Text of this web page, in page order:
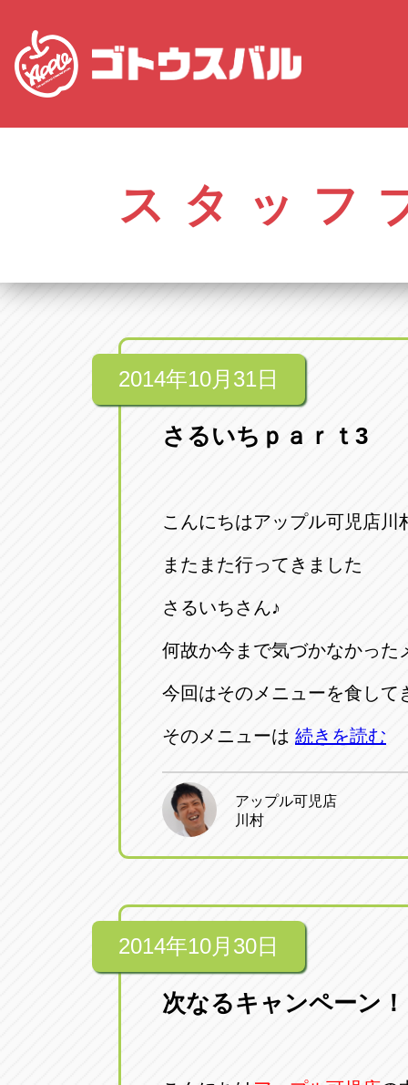
アップル
0561-84-
アップル
0586-28-
0568-85-
アップル
アップル
0566-43-
0569-35-
アップル
0561-53-
アップル
愛知県春日井市柏井町4-43-1
アップル春日井中央店
愛知県瀬戸市美濃池町29-1
アップル一宮22号店
愛知県一宮市朝日3-4-12
愛知県春日井市八田町2-1-16
アップル名岐バイパス春日店
愛知県北名古屋市中之郷八反
愛知県碧南市立山町4-32-1
愛知県常滑市長間37-1
アップル小牧店
アップル尾張旭店
愛知県尾張旭市印場元町5-2-8
アップル岩倉店
スタッフ
2014年10月31日
さるいちｐａｒｔ3
こんにちはアップル可児店川
またまた行ってきました
さるいちさん♪
何故か今まで気づかなかった
今回はそのメニューを食して
そのメニューは 続きを読む
アップル可児店
川村
2014年10月30日
次なるキャンペーン！